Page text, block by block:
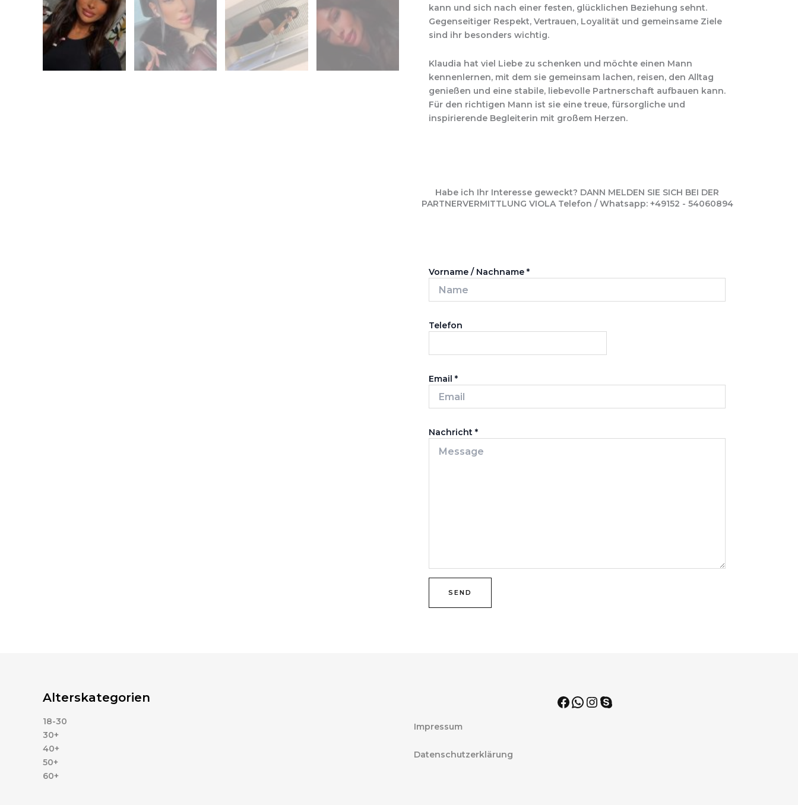
kann und sich nach einer festen, glücklichen Beziehung sehnt.
Gegenseitiger Respekt, Vertrauen, Loyalität und gemeinsame Ziele
sind ihr besonders wichtig.
Klaudia hat viel Liebe zu schenken und möchte einen Mann
kennenlernen, mit dem sie gemeinsam lachen, reisen, den Alltag
genießen und eine stabile, liebevolle Partnerschaft aufbauen kann.
Für den richtigen Mann ist sie eine treue, fürsorgliche und
inspirierende Begleiterin mit großem Herzen.
Habe ich Ihr Interesse geweckt? DANN MELDEN SIE SICH BEI DER
PARTNERVERMITTLUNG VIOLA Telefon / Whatsapp: +49152 - 54060894
Vorname / Nachname *
Telefon
Email *
Nachricht *
SEND
Alterskategorien
18-30
30+
40+
50+
60+
Impressum
Datenschutzerklärung